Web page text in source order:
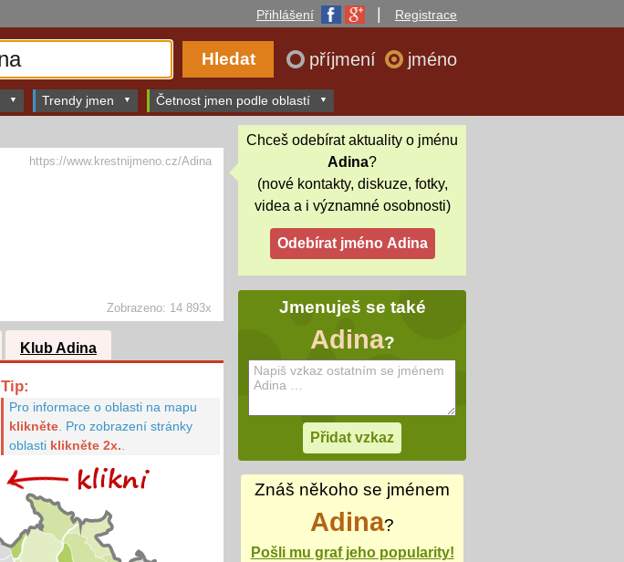
Přihlášení Registrace
příjmení jméno
Trendy jmen Četnost jmen podle oblastí
Zobrazeno: 14 893x
https://www.krestnijmeno.cz/Adina
Klub Adina
Tip:
Pro informace o oblasti na mapu
klikněte. Pro zobrazení stránky
oblasti klikněte 2x..
Chceš odebírat aktuality o jménu
Adina?
(nové kontakty, diskuze, fotky,
videa a i významné osobnosti)
Jmenuješ se také
Adina?
Znáš někoho se jménem
Adina?
Pošli mu graf jeho popularity!